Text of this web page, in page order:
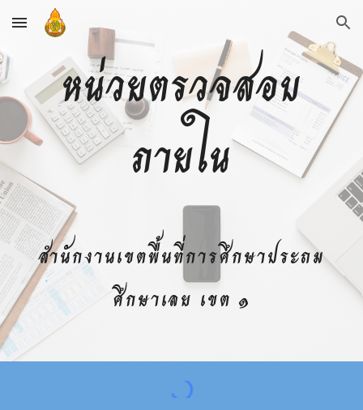
Skip to main content Skip to navigation
หน่วยตรวจสอบ
ภายใน
สำนักงานเขตพื้นที่การศึกษาประถม
ศึกษาเลย เขต ๑